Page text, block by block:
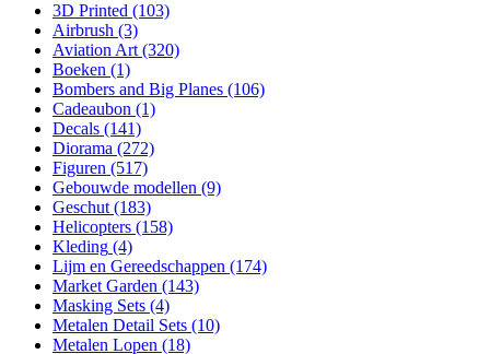
3D Printed (103)
Airbrush (3)
Aviation Art (320)
Boeken (1)
Bombers and Big Planes (106)
Cadeaubon (1)
Decals (141)
Diorama (272)
Figuren (517)
Gebouwde modellen (9)
Geschut (183)
Helicopters (158)
Kleding (4)
Lijm en Gereedschappen (174)
Market Garden (143)
Masking Sets (4)
Metalen Detail Sets (10)
Metalen Lopen (18)